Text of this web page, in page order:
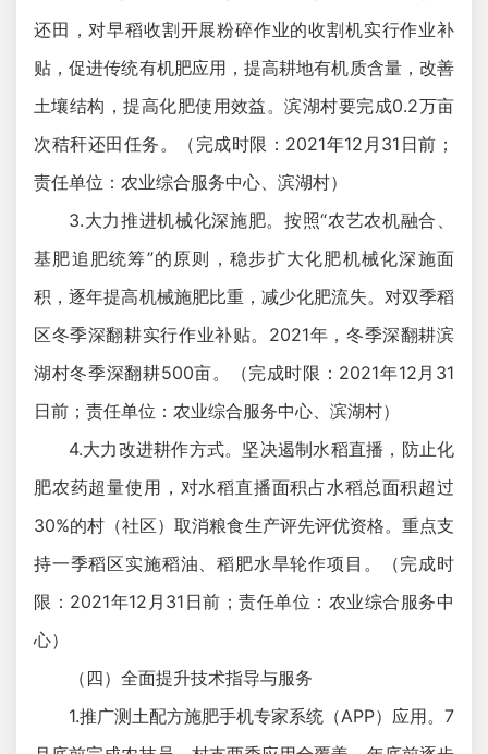
还田，对早稻收割开展粉碎作业的收割机实行作业补
贴，促进传统有机肥应用，提高耕地有机质含量，改善
土壤结构，提高化肥使用效益。滨湖村要完成0.2万亩
次秸秆还田任务。（完成时限：2021年12月31日前；
责任单位：农业综合服务中心、滨湖村）
3.大力推进机械化深施肥。按照“农艺农机融合、
基肥追肥统筹”的原则，稳步扩大化肥机械化深施面
积，逐年提高机械施肥比重，减少化肥流失。对双季稻
区冬季深翻耕实行作业补贴。2021年，冬季深翻耕滨
湖村冬季深翻耕500亩。（完成时限：2021年12月31
日前；责任单位：农业综合服务中心、滨湖村）
4.大力改进耕作方式。坚决遏制水稻直播，防止化
肥农药超量使用，对水稻直播面积占水稻总面积超过
30%的村（社区）取消粮食生产评先评优资格。重点支
持一季稻区实施稻油、稻肥水旱轮作项目。（完成时
限：2021年12月31日前；责任单位：农业综合服务中
心）
（四）全面提升技术指导与服务
1.推广测土配方施肥手机专家系统（APP）应用。7